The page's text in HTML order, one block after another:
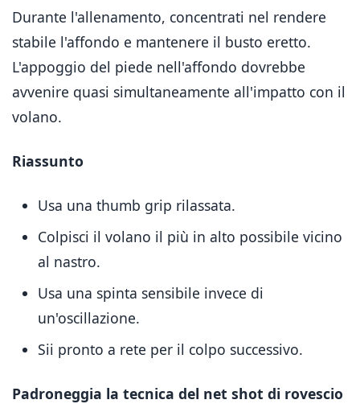
Durante l'allenamento, concentrati nel rendere
stabile l'affondo e mantenere il busto eretto.
L'appoggio del piede nell'affondo dovrebbe
avvenire quasi simultaneamente all'impatto con il
volano.
Riassunto
Usa una thumb grip rilassata.
Colpisci il volano il più in alto possibile vicino
al nastro.
Usa una spinta sensibile invece di
un'oscillazione.
Sii pronto a rete per il colpo successivo.
Padroneggia la tecnica del net shot di rovescio